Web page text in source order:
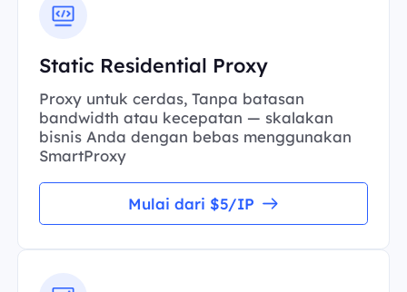
Static Residential Proxy
Proxy untuk cerdas, Tanpa batasan
bandwidth atau kecepatan — skalakan
bisnis Anda dengan bebas menggunakan
SmartProxy
Mulai dari $5/IP